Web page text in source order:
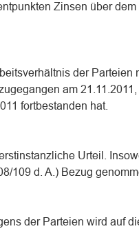
Zinsen über
der
am
fortbestanden hat.
Urteil.
109 d. A.) Bezug
der Parteien wird auf